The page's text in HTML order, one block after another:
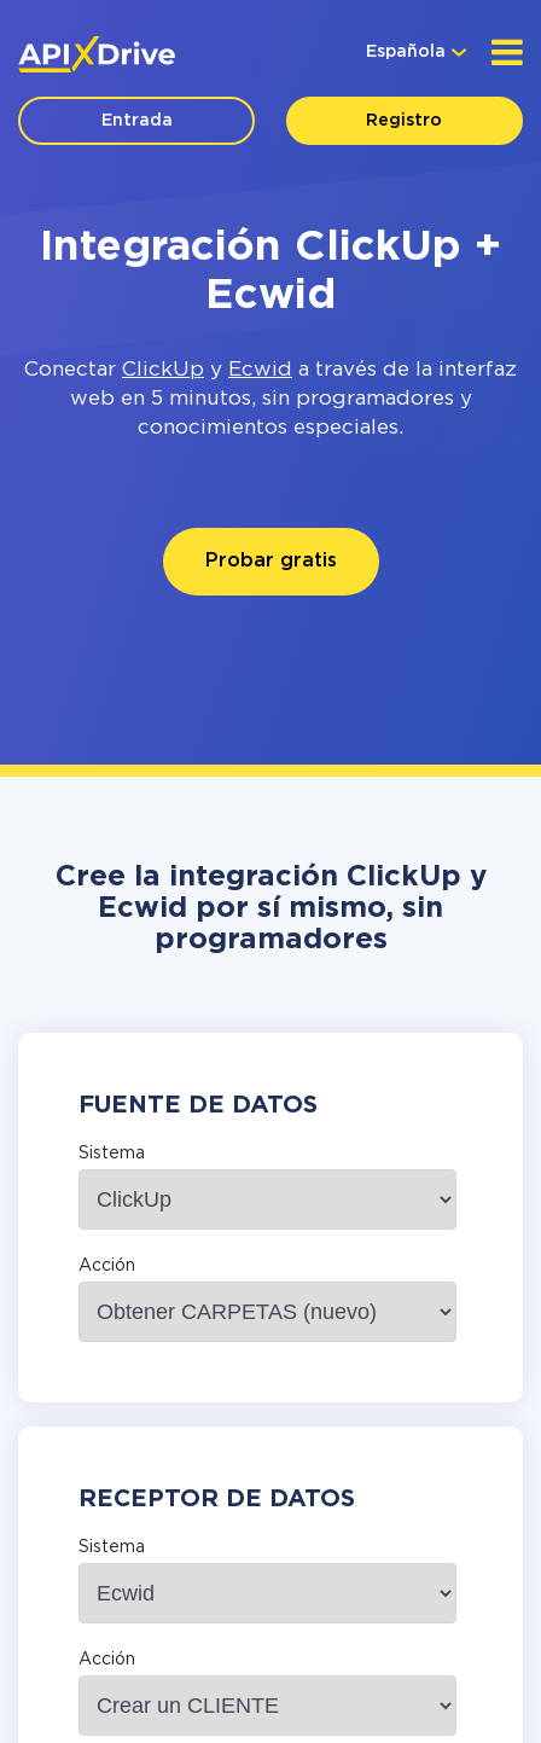
Española
Entrada Registro
Integración ClickUp +
Ecwid
Conectar ClickUp y Ecwid a través de la interfaz
web en 5 minutos, sin programadores y
conocimientos especiales.
Probar gratis
Cree la integración ClickUp y
Ecwid por sí mismo, sin
programadores
FUENTE DE DATOS
Sistema
Acción
RECEPTOR DE DATOS
Sistema
Acción